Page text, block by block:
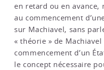
en retard ou en avance,
au commencement
sur Machiavel, sans
« théorie » de
commencement d’un
le concept nécessaire